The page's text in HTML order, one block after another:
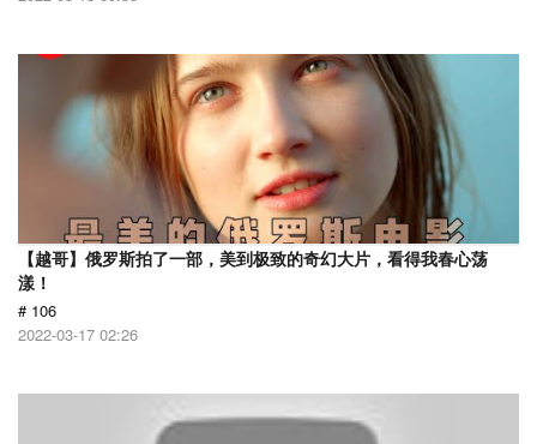
【越哥】俄罗斯拍了一部，美到极致的奇幻大片，看得我春心荡
漾！
# 106
2022-03-17 02:26